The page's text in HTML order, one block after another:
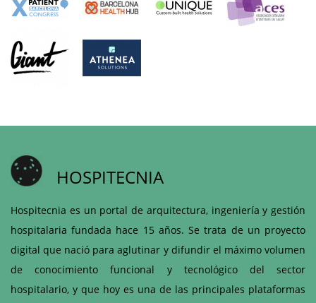
HOSPITECNIA
Hospitecnia es un portal de arquitectura, ingeniería y gestión
hospitalaria fundada hace 15 años. Se trata de un proyecto
digital que nació para aglutinar y difundir el máximo volumen
de conocimiento funcional y tecnológico del sector
hospitalario, y que hoy es una de las principales plataformas